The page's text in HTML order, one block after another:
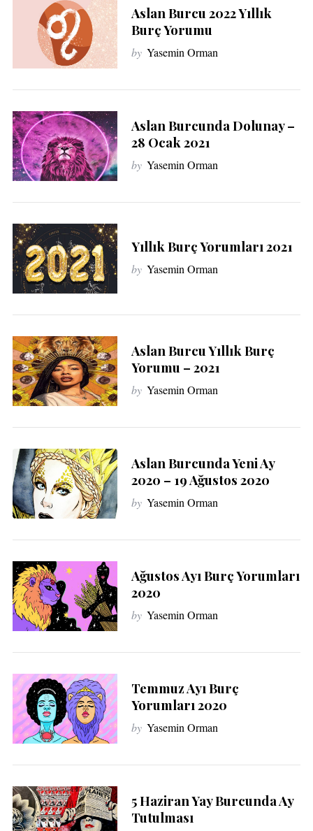
Aslan Burcu 2022 Yıllık
Burç Yorumu
by Yasemin Orman
Aslan Burcunda Dolunay –
28 Ocak 2021
by Yasemin Orman
Yıllık Burç Yorumları 2021
by Yasemin Orman
Aslan Burcu Yıllık Burç
Yorumu – 2021
by Yasemin Orman
Aslan Burcunda Yeni Ay
2020 – 19 Ağustos 2020
by Yasemin Orman
Ağustos Ayı Burç Yorumları
2020
by Yasemin Orman
Temmuz Ayı Burç
Yorumları 2020
by Yasemin Orman
5 Haziran Yay Burcunda Ay
Tutulması